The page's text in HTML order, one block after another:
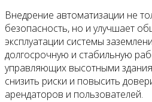
Внедрение автоматизации не
безопасность, но и улучшает
эксплуатации системы
долгосрочную и стабильную
управляющих высотными
снизить риски и повысить
арендаторов и пользователей.